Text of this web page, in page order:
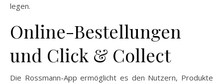
legen.
Online-Bestellungen
und Click & Collect
Die Rossmann-App ermöglicht es den Nutzern, Produkte